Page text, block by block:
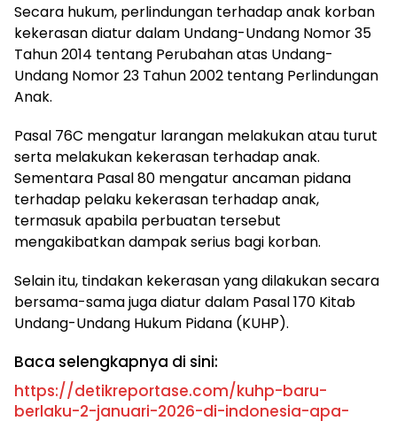
Secara hukum, perlindungan terhadap anak korban
kekerasan diatur dalam Undang-Undang Nomor 35
Tahun 2014 tentang Perubahan atas Undang-
Undang Nomor 23 Tahun 2002 tentang Perlindungan
Anak.
Pasal 76C mengatur larangan melakukan atau turut
serta melakukan kekerasan terhadap anak.
Sementara Pasal 80 mengatur ancaman pidana
terhadap pelaku kekerasan terhadap anak,
termasuk apabila perbuatan tersebut
mengakibatkan dampak serius bagi korban.
Selain itu, tindakan kekerasan yang dilakukan secara
bersama-sama juga diatur dalam Pasal 170 Kitab
Undang-Undang Hukum Pidana (KUHP).
Baca selengkapnya di sini:
https://detikreportase.com/kuhp-baru-
berlaku-2-januari-2026-di-indonesia-apa-